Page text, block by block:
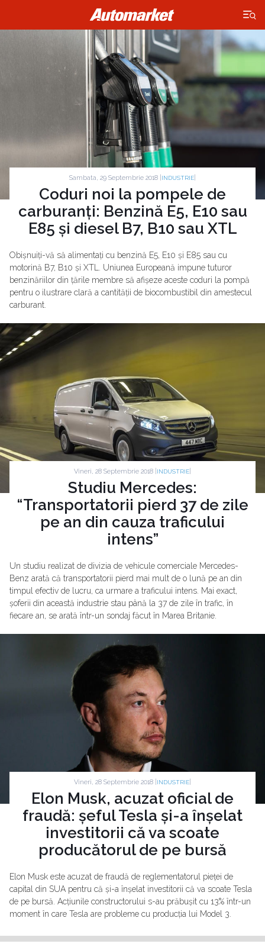
×
Sambata, 29 Septembrie 2018 | INDUSTRIE
Coduri noi la pompele de
carburanți: Benzină E5, E10 sau
E85 și diesel B7, B10 sau XTL
Obișnuiți-vă să alimentați cu benzină E5, E10 și E85 sau cu
motorină B7, B10 și XTL. Uniunea Europeană impune tuturor
benzinăriilor din țările membre să afișeze aceste coduri la pompă
pentru o ilustrare clară a cantității de biocombustibil din amestecul
carburant.
Vineri, 28 Septembrie 2018 | INDUSTRIE
Studiu Mercedes:
“Transportatorii pierd 37 de zile
pe an din cauza traficului
intens”
Un studiu realizat de divizia de vehicule comerciale Mercedes-
Benz arată că transportatorii pierd mai mult de o lună pe an din
timpul efectiv de lucru, ca urmare a traficului intens. Mai exact,
șoferii din această industrie stau până la 37 de zile în trafic, în
fiecare an, se arată într-un sondaj făcut în Marea Britanie.
Vineri, 28 Septembrie 2018 | INDUSTRIE
Elon Musk, acuzat oficial de
fraudă: șeful Tesla și-a înșelat
investitorii că va scoate
producătorul de pe bursă
Elon Musk este acuzat de fraudă de reglementatorul pieței de
capital din SUA pentru că și-a înșelat investitorii că va scoate Tesla
de pe bursă. Acțiunile constructorului s-au prăbușit cu 13% într-un
moment în care Tesla are probleme cu producția lui Model 3.